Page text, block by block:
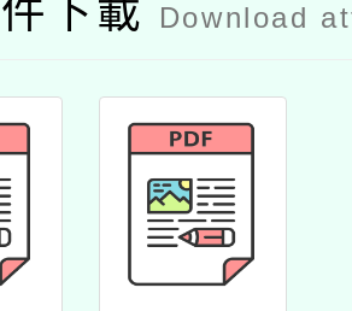
下載 Download